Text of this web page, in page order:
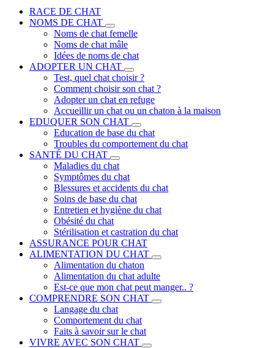
RACE DE CHAT
NOMS DE CHAT
Noms de chat femelle
Noms de chat mâle
Idées de noms de chat
ADOPTER UN CHAT
Test, quel chat choisir ?
Comment choisir son chat ?
Adopter un chat en refuge
Accueillir un chat ou un chaton à la maison
EDUQUER SON CHAT
Education de base du chat
Troubles du comportement du chat
SANTÉ DU CHAT
Maladies du chat
Symptômes du chat
Blessures et accidents du chat
Soins de base du chat
Entretien et hygiène du chat
Obésité du chat
Stérilisation et castration du chat
ASSURANCE POUR CHAT
ALIMENTATION DU CHAT
Alimentation du chaton
Alimentation du chat adulte
Est-ce que mon chat peut manger.. ?
COMPRENDRE SON CHAT
Langage du chat
Comportement du chat
Faits à savoir sur le chat
VIVRE AVEC SON CHAT